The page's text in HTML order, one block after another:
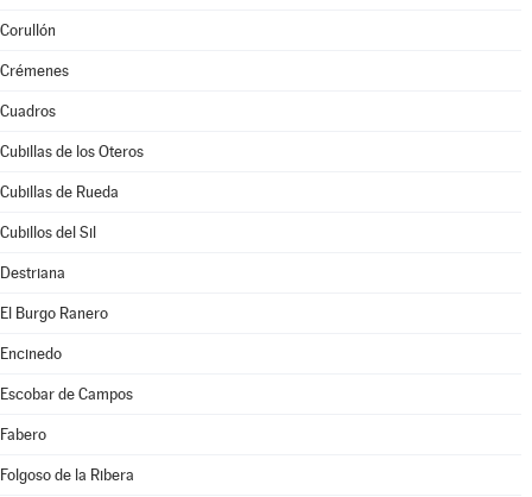
Corullón
Crémenes
Cuadros
Cubillas de los Oteros
Cubillas de Rueda
Cubillos del Sil
Destriana
El Burgo Ranero
Encinedo
Escobar de Campos
Fabero
Folgoso de la Ribera